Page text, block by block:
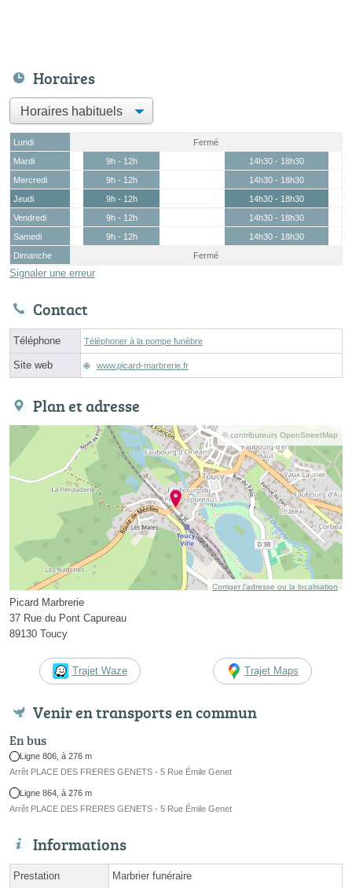
Horaires
Lundi
Fermé
Mardi
9h - 12h
14h30 - 18h30
Mercredi
9h - 12h
14h30 - 18h30
Jeudi
9h - 12h
14h30 - 18h30
Vendredi
9h - 12h
14h30 - 18h30
Samedi
9h - 12h
14h30 - 18h30
Dimanche
Fermé
Signaler une erreur
Contact
Téléphone Téléphoner à la pompe funèbre
Site web www.picard-marbrerie.fr
Plan et adresse
© contributeurs OpenStreetMap
Corriger l’adresse ou la localisation
Picard Marbrerie
37 Rue du Pont Capureau
89130 Toucy
Trajet Waze Trajet Maps
Venir en transports en commun
En bus
Ligne 806, à 276 m
Arrêt PLACE DES FRERES GENETS - 5 Rue Émile Genet
Ligne 864, à 276 m
Arrêt PLACE DES FRERES GENETS - 5 Rue Émile Genet
Informations
Prestation Marbrier funéraire